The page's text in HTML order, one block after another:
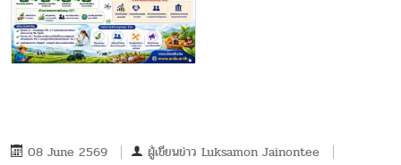
08 June 2569 ผู้เขียนข่าว Luksamon Jainontee